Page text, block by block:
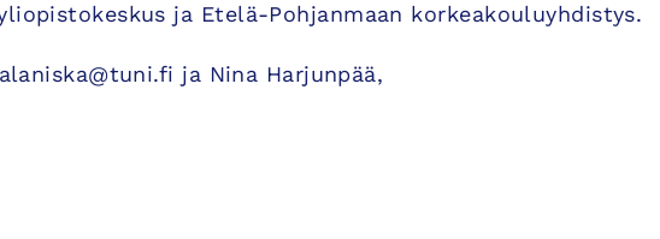
ja Etelä-Pohjanmaan korkeakouluyhdistys.
ja Nina Harjunpää,